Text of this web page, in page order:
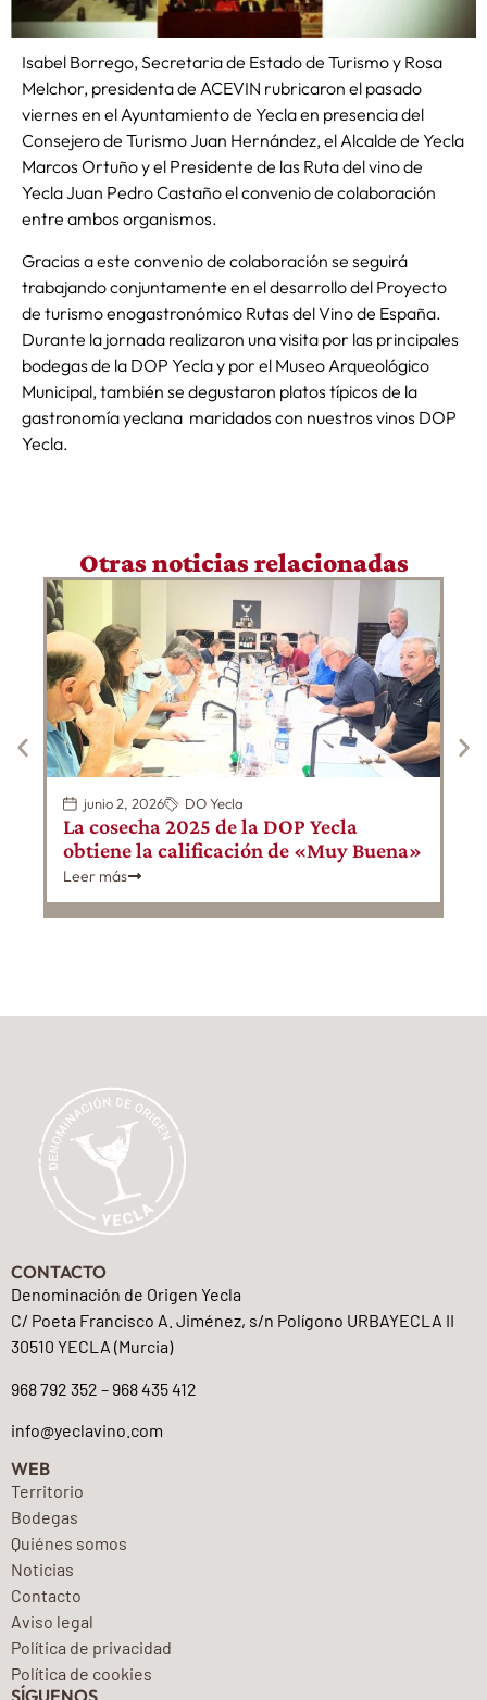
Isabel Borrego, Secretaria de Estado de Turismo y Rosa
Melchor, presidenta de ACEVIN rubricaron el pasado
viernes en el Ayuntamiento de Yecla en presencia del
Consejero de Turismo Juan Hernández, el Alcalde de Yecla
Marcos Ortuño y el Presidente de las Ruta del vino de
Yecla Juan Pedro Castaño el convenio de colaboración
entre ambos organismos.
Gracias a este convenio de colaboración se seguirá
trabajando conjuntamente en el desarrollo del Proyecto
de turismo enogastronómico Rutas del Vino de España.
Durante la jornada realizaron una visita por las principales
bodegas de la DOP Yecla y por el Museo Arqueológico
Municipal, también se degustaron platos típicos de la
gastronomía yeclana maridados con nuestros vinos DOP
Yecla.
Otras noticias relacionadas
junio 2, 2026 DO Yecla
La cosecha 2025 de la DOP Yecla
obtiene la calificación de «Muy Buena»
Leer más
CONTACTO
Denominación de Origen Yecla
C/ Poeta Francisco A. Jiménez, s/n Polígono URBAYECLA II
30510 YECLA (Murcia)
968 792 352 – 968 435 412
info@yeclavino.com
WEB
Territorio
Bodegas
Quiénes somos
Noticias
Contacto
Aviso legal
Política de privacidad
Política de cookies
SÍGUENOS